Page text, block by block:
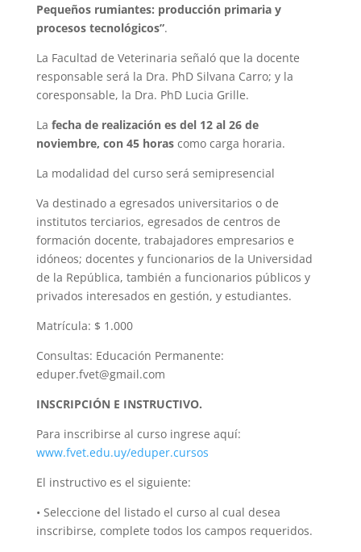
Pequeños rumiantes: producción primaria y
procesos tecnológicos”.
La Facultad de Veterinaria señaló que la docente
responsable será la Dra. PhD Silvana Carro; y la
coresponsable, la Dra. PhD Lucia Grille.
La fecha de realización es del 12 al 26 de
noviembre, con 45 horascomo carga horaria.
La modalidad del curso será semipresencial
Va destinado a egresados universitarios o de
institutos terciarios, egresados de centros de
formación docente, trabajadores empresarios e
idóneos; docentes y funcionarios de la Universidad
de la República, también a funcionarios públicos y
privados interesados en gestión, y estudiantes.
Matrícula: $ 1.000
Consultas: Educación Permanente:
eduper.fvet@gmail.com
INSCRIPCIÓN E INSTRUCTIVO.
Para inscribirse al curso ingrese aquí:
www.fvet.edu.uy/eduper.cursos
El instructivo es el siguiente:
• Seleccione del listado el curso al cual desea
inscribirse, complete todos los campos requeridos.